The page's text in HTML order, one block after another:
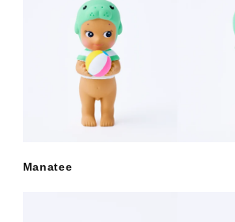
Manatee